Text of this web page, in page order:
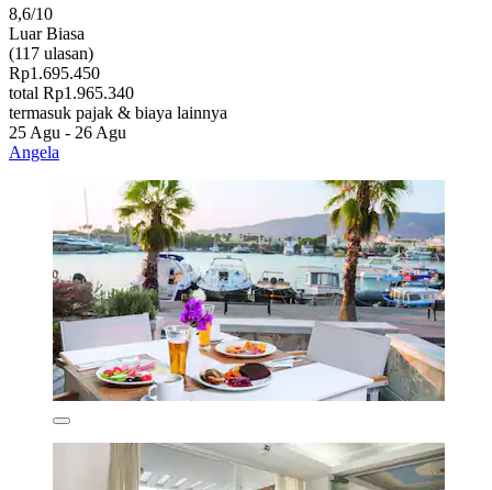
8,6/10
Luar Biasa
(117 ulasan)
Rp1.695.450
total Rp1.965.340
termasuk pajak & biaya lainnya
25 Agu - 26 Agu
Angela